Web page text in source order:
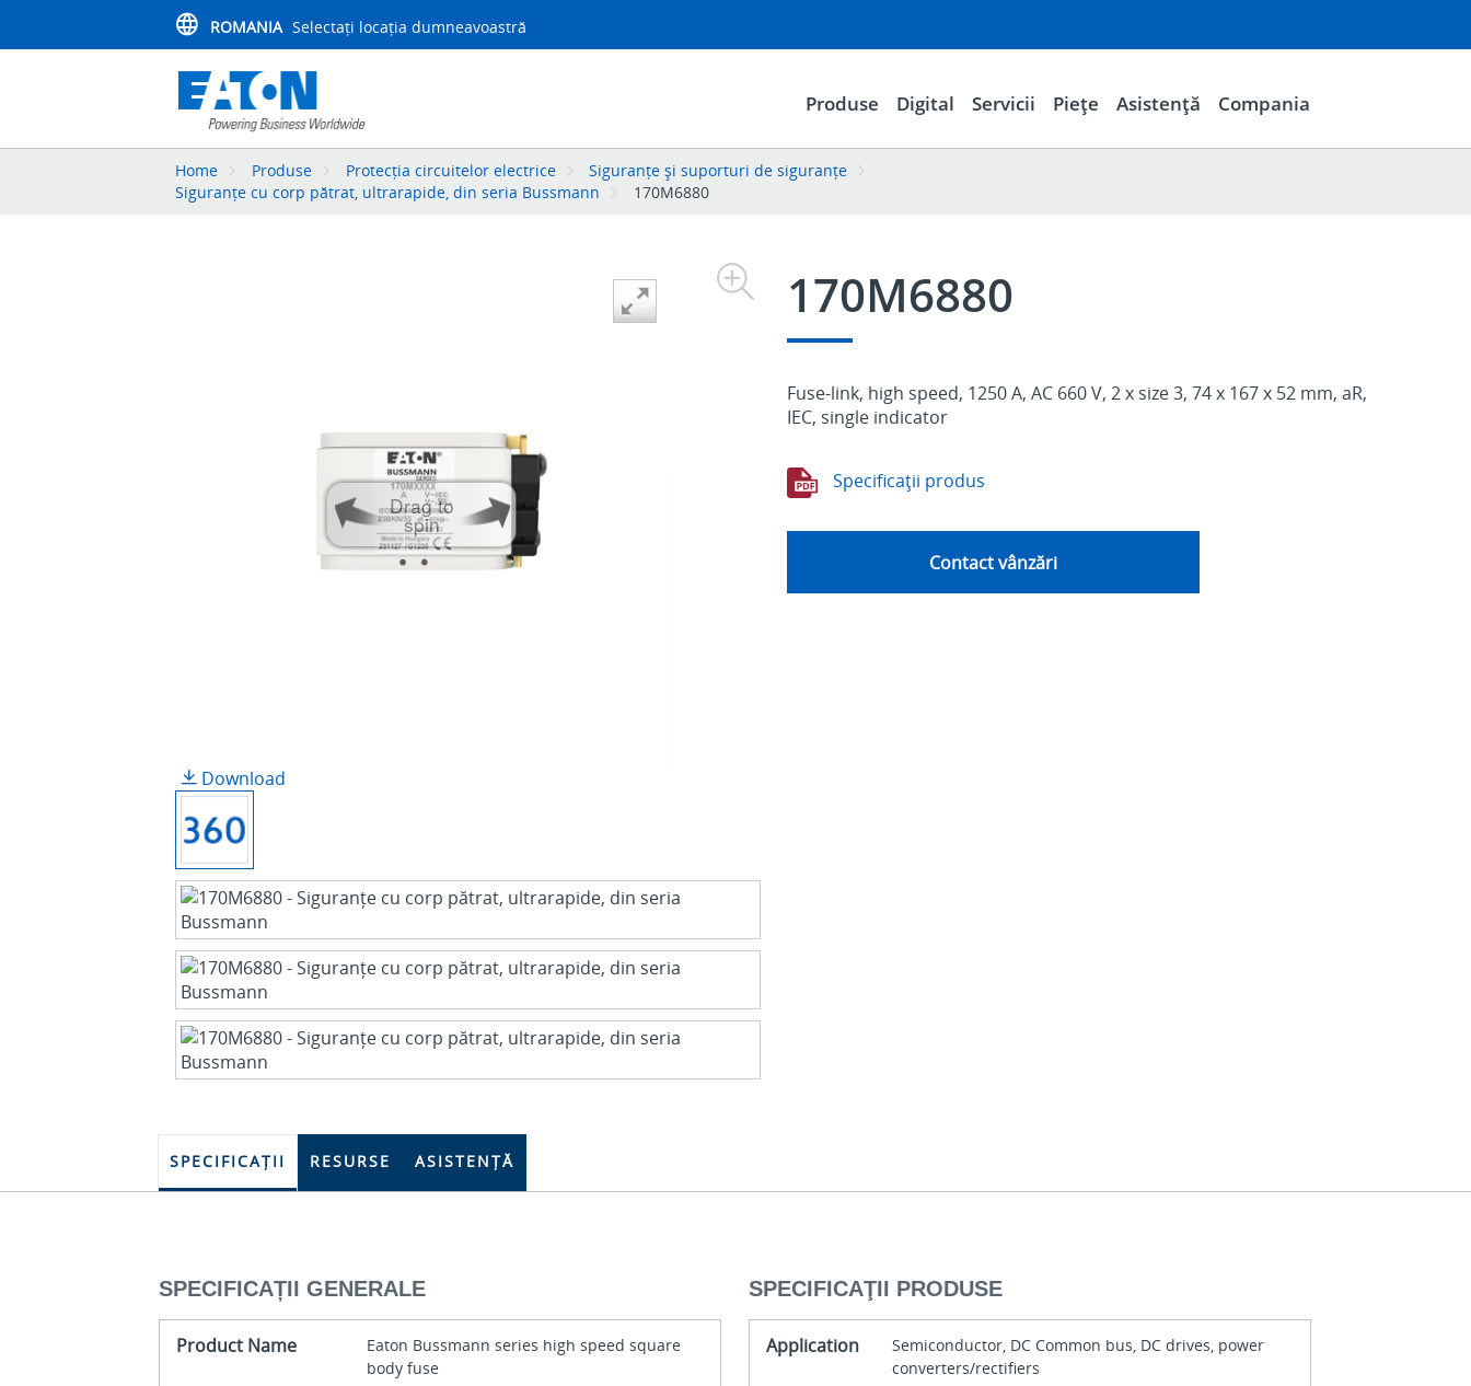
ROMANIA Selectați locația dumneavoastră
Produse Digital Servicii Piețe Asistență Compania
Home Produse Protecția circuitelor electrice
Siguranțe și suporturi de siguranțe
Siguranțe cu corp pătrat, ultrarapide, din seria Bussmann
170M6880
Drag to
spin
Download
170M6880
Fuse-link, high speed, 1250 A, AC 660 V, 2 x size 3, 74 x 167 x 52 mm, aR,
IEC, single indicator
Specificaţii produs
Contact vânzări
SPECIFICAȚII RESURSE ASISTENȚĂ
SPECIFICAȚII GENERALE
Product Name
Eaton Bussmann series high speed square
body fuse
SPECIFICAŢII PRODUSE
Application
Semiconductor, DC Common bus, DC drives, power
converters/rectifiers